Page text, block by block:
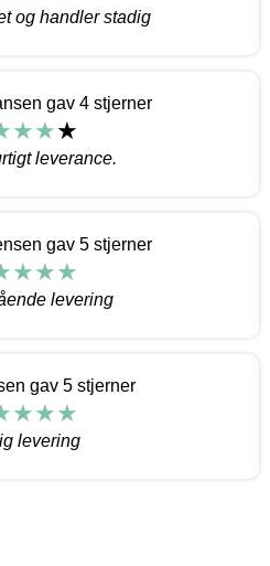
og handler stadig
gav 4 stjerner
leverance.
gav 5 stjerner
levering
gav 5 stjerner
levering